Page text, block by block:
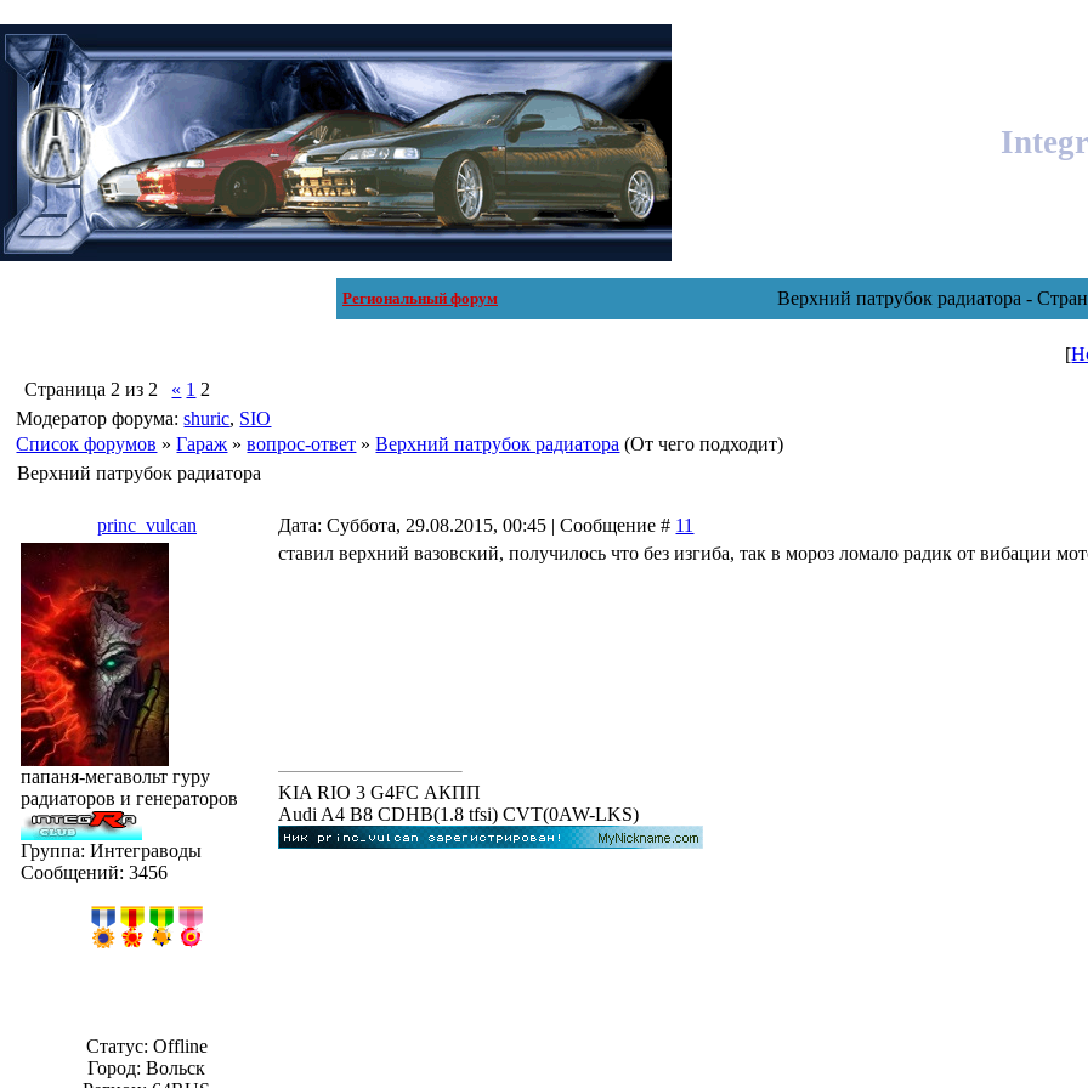
Региональный форум Верхний патрубок радиатора -
[
Страница 2 из 2 « 1 2
Модератор форума:shuric, SIO
Список форумов » Гараж » вопрос-ответ » Верхний патрубок радиатора (От чего подходит)
Верхний патрубок радиатора
princ_vulcan Дата: Суббота, 29.08.2015, 00:45 | Сообщение # 11
папаня-мегавольт гуру
радиаторов и генераторов
Группа: Интеграводы
Сообщений:3456
Статус: Offline
Город: Вольск
ставил верхний вазовский, получилось что без изгиба, так в мороз ломало радик от вибации
KIA RIO 3 G4FC АКПП
Audi A4 B8 CDHB(1.8 tfsi) CVT(0AW-LKS)